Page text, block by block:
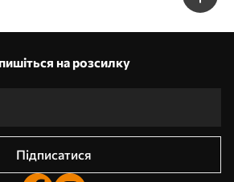
на розсилку
Підписатися